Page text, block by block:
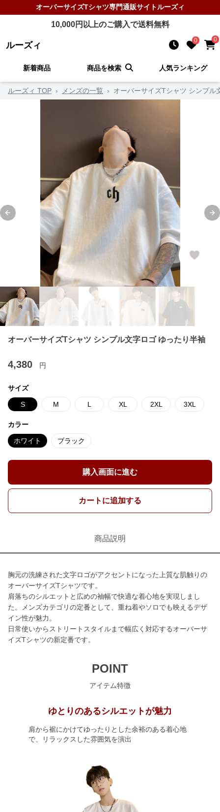
オーバーサイズTシャツ専門通販サイトルーズィ
10,000円以上のご購入で送料無料
ルーズィ 0 0
新着商品 商品を検索 人気ランキング
ルーズィ TOP › メンズの一覧 › オーバーサイズTシャツ シンプル
Previous slide
オーバーサイズTシャツ シンプル文字ロゴ ゆったり半袖
4,380 円
サイズ
S M L XL 2XL 3XL
カラー
ホワイト ブラック
購入画面に進む
カートに追加する
商品説明
胸元の洗練された文字ロゴがアクセントになった上質な肌触りの
オーバーサイズTシャツです。
肩落ちのシルエットと広めの袖幅で快適な着心地を実現しまし
た。メンズカテゴリの定番として、重ね着やソロでも映えるデザ
イン性が魅力。
日常使いからストリートスタイルまで幅広く対応するオーバーサ
イズTシャツの新定番です。
POINT
アイテム特徴
ゆとりのあるシルエットが魅力
肩から裾にかけてゆったりとした余裕のある着心地
で、リラックスした雰囲気を演出